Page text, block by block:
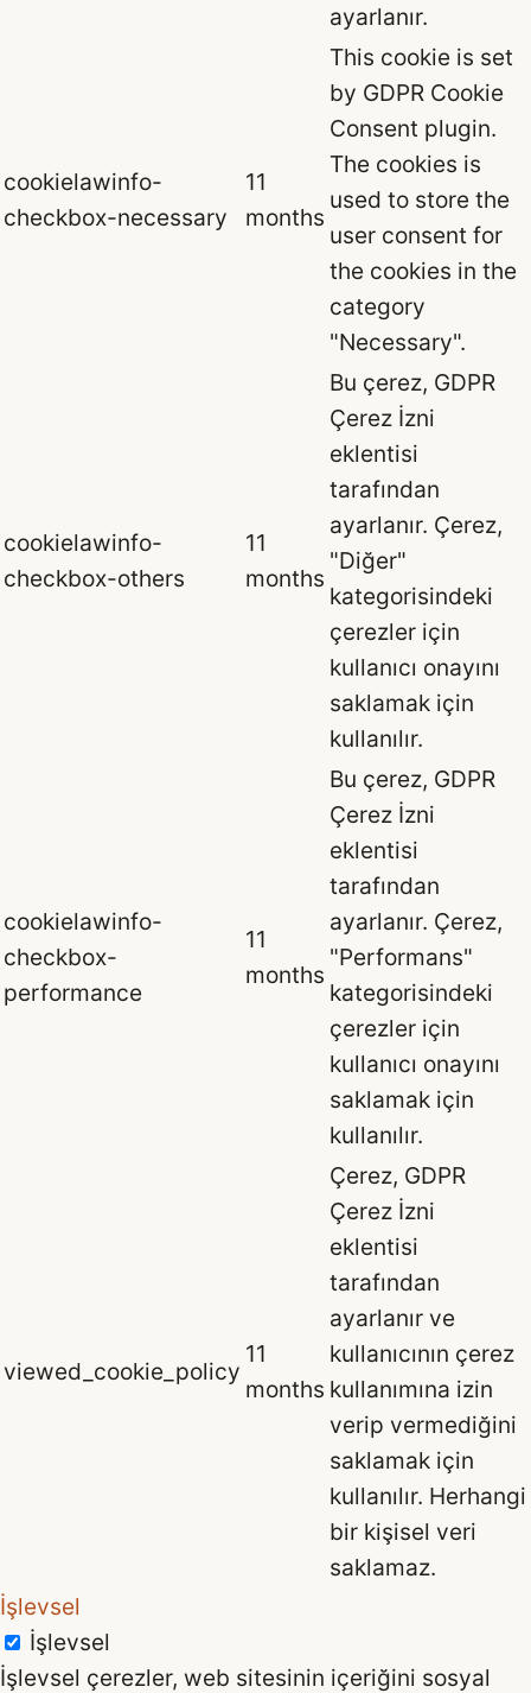
ayarlanır.
cookielawinfo-
checkbox-necessary
11
months
This cookie is set
by GDPR Cookie
Consent plugin.
The cookies is
used to store the
user consent for
the cookies in the
category
"Necessary".
cookielawinfo-
checkbox-others
11
months
Bu çerez, GDPR
Çerez İzni
eklentisi
tarafından
ayarlanır. Çerez,
"Diğer"
kategorisindeki
çerezler için
kullanıcı onayını
saklamak için
kullanılır.
cookielawinfo-
checkbox-
performance
11
months
Bu çerez, GDPR
Çerez İzni
eklentisi
tarafından
ayarlanır. Çerez,
"Performans"
kategorisindeki
çerezler için
kullanıcı onayını
saklamak için
kullanılır.
viewed_cookie_policy
11
months
Çerez, GDPR
Çerez İzni
eklentisi
tarafından
ayarlanır ve
kullanıcının çerez
kullanımına izin
verip vermediğini
saklamak için
kullanılır. Herhangi
bir kişisel veri
saklamaz.
İşlevsel
İşlevsel
İşlevsel çerezler, web sitesinin içeriğini sosyal